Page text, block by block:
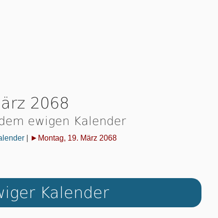
2068
ewigen Kalender
►Montag, 19. März 2068
Kalender